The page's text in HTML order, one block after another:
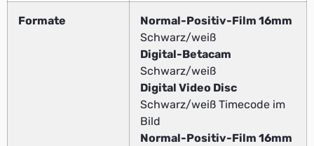
Formate
Normal-Positiv-Film 16mm
Schwarz/weiß
Digital-Betacam
Schwarz/weiß
Digital Video Disc
Schwarz/weiß Timecode im
Bild
Normal-Positiv-Film 16mm